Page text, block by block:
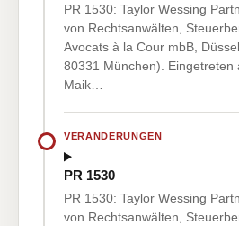
PR 1530: Taylor Wessing
von Rechtsanwälten,
Avocats à la Cour mbB,
80331 München). Eingetreten
Maik…
VERÄNDERUNGEN
PR 1530
PR 1530: Taylor Wessing
von Rechtsanwälten,